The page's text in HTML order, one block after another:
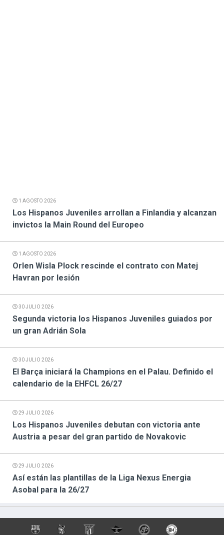
1 AGOSTO 2026
Los Hispanos Juveniles arrollan a Finlandia y alcanzan
invictos la Main Round del Europeo
1 AGOSTO 2026
Orlen Wisla Plock rescinde el contrato con Matej
Havran por lesión
30 JULIO 2026
Segunda victoria los Hispanos Juveniles guiados por
un gran Adrián Sola
30 JULIO 2026
El Barça iniciará la Champions en el Palau. Definido el
calendario de la EHFCL 26/27
29 JULIO 2026
Los Hispanos Juveniles debutan con victoria ante
Austria a pesar del gran partido de Novakovic
29 JULIO 2026
Así están las plantillas de la Liga Nexus Energia
Asobal para la 26/27